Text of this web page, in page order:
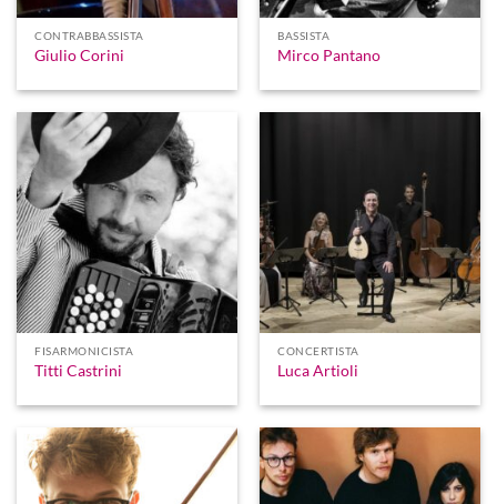
CONTRABBASSISTA
Giulio Corini
BASSISTA
Mirco Pantano
FISARMONICISTA
Titti Castrini
CONCERTISTA
Luca Artioli